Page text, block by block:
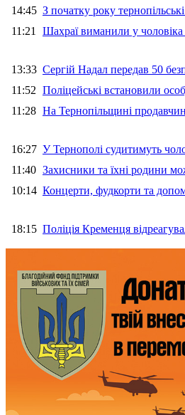
14:45 З початку року
11:21 Шахраї виманили у
13:33 Сергій Надал передав 50
11:52 Поліцейські встановили
11:28 На Тернопільщині
16:27 У Тернополі судитимуть
11:40 Захисники та їхні родини
10:14 Концерти, фудкорти та
18:15 Поліція Кременця